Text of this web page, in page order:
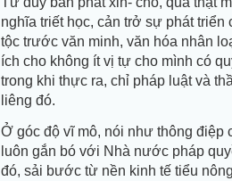
nghĩa triết học, cản trở sự phát triển
tộc trước văn minh, văn hóa nhân
ích cho không ít vị tự cho mình có
trong khi thực ra, chỉ pháp luật và
liêng đó.
Ở góc độ vĩ mô, nói như thông
luôn gắn bó với Nhà nước pháp
đó, sải bước từ nền kinh tế tiểu